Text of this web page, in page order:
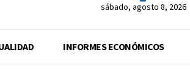
sábado, agosto 8, 2026
INFORMES ECONÓMICOS